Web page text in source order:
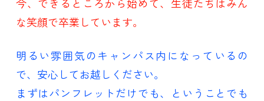
な笑顔で卒業しています。
明るい雰囲気のキャンパス内になっているの
で、安心してお越しください。
まずはパンフレットだけでも、ということでも